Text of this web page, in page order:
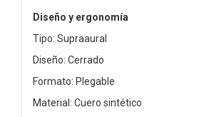
Diseño y ergonomía
Tipo: Supraaural
Diseño: Cerrado
Formato: Plegable
Material: Cuero sintético